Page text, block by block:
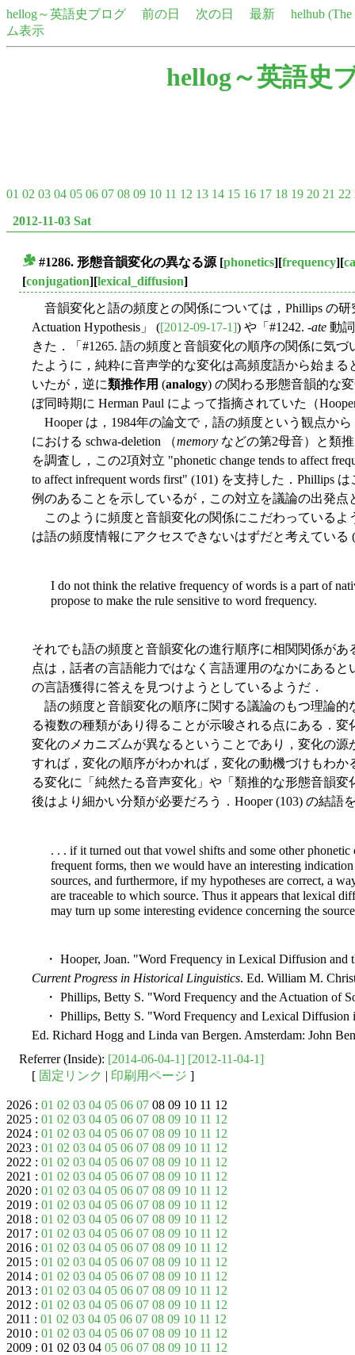
hellog～英語史ブログ 前の日 次の日 最新
helhub
ム表示
hellog～英語史
01 02 03 04 05 06 07 08 09 10 11 12 13 14 15 16 17 18 19 20 21 22
2012-11-03 Sat
#1286. 形態音韻変化の異なる源 [phonetics][frequency][
[conjugation][lexical_diffusion]
音韻変化と語の頻度との関係については，Phillips の研
Actuation Hypothesis」 ([2012-09-17-1]) や「#1242. -ate 動
きた．「#1265. 語の頻度と音韻変化の順序の関係に気づ
たように，純粋に音声学的な変化は高頻度語から始ま
いたが，逆に類推作用 (analogy) の関わる形態音韻的な
ぼ同時期に Herman Paul によって指摘されていた（
Hooper は，1984年の論文で，語の頻度という観点か
における schwa-deletion （memory などの第2母音）と類
を調査し，この2項対立 "phonetic change tends to affect
to affect infrequent words first" (101) を支持した．Phillips
例のあることを示しているが，この対立を議論の出発
このように頻度と音韻変化の関係にこだわっているよ
は語の頻度情報にアクセスできないはずだと考えている
I do not think the relative frequency of words is a part of
propose to make the rule sensitive to word frequency.
それでも語の頻度と音韻変化の進行順序に相関関係が
点は，話者の言語能力ではなく言語運用のなかにある
の言語獲得に答えを見つけようとしているようだ．
語の頻度と音韻変化の順序に関する議論のもつ理論的
る複数の種類があり得ることが示唆される点にある．
変化のメカニズムが異なるということであり，変化の
すれば，変化の順序がわかれば，変化の動機づけもわ
る変化に「純然たる音声変化」や「類推的な形態音韻
後はより細かい分類が必要だろう．Hooper (103) の結語
. . . if it turned out that vowel shifts and some other
frequent forms, then we would have an interesting
sources, and furthermore, if my hypotheses are correct, a
are traceable to which source. Thus it appears that lexical
may turn up some interesting evidence concerning the
・ Hooper, Joan. "Word Frequency in Lexical Diffusion and
Current Progress in Historical Linguistics. Ed. William M.
・ Phillips, Betty S. "Word Frequency and the Actuation of
・ Phillips, Betty S. "Word Frequency and Lexical Diffusion
Ed. Richard Hogg and Linda van Bergen. Amsterdam: John
Referrer (Inside): [2014-06-04-1] [2012-11-04-1]
[ 固定リンク | 印刷用ページ ]
2026 : 01 02 03 04 05 06 07 08 09 10 11 12
2025 : 01 02 03 04 05 06 07 08 09 10 11 12
2024 : 01 02 03 04 05 06 07 08 09 10 11 12
2023 : 01 02 03 04 05 06 07 08 09 10 11 12
2022 : 01 02 03 04 05 06 07 08 09 10 11 12
2021 : 01 02 03 04 05 06 07 08 09 10 11 12
2020 : 01 02 03 04 05 06 07 08 09 10 11 12
2019 : 01 02 03 04 05 06 07 08 09 10 11 12
2018 : 01 02 03 04 05 06 07 08 09 10 11 12
2017 : 01 02 03 04 05 06 07 08 09 10 11 12
2016 : 01 02 03 04 05 06 07 08 09 10 11 12
2015 : 01 02 03 04 05 06 07 08 09 10 11 12
2014 : 01 02 03 04 05 06 07 08 09 10 11 12
2013 : 01 02 03 04 05 06 07 08 09 10 11 12
2012 : 01 02 03 04 05 06 07 08 09 10 11 12
2011 : 01 02 03 04 05 06 07 08 09 10 11 12
2010 : 01 02 03 04 05 06 07 08 09 10 11 12
2009 : 01 02 03 04 05 06 07 08 09 10 11 12